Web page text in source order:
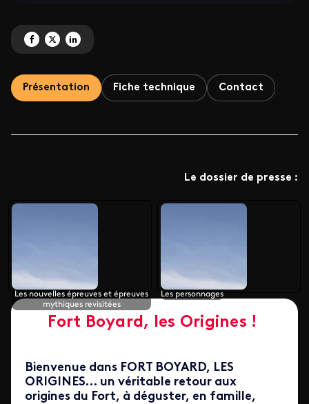
Partagez 'Fort Boyard' sur Facebook
Partagez 'Fort Boyard' sur X
Partagez 'Fort Boyard' sur LinkedIn
Présentation Fiche technique Contact
Le dossier de presse :
Les nouvelles épreuves et épreuves
mythiques revisitées
Les personnages
Fort Boyard, les Origines !
Bienvenue dans FORT BOYARD, LES
ORIGINES… un véritable retour aux
origines du Fort, à déguster, en famille,